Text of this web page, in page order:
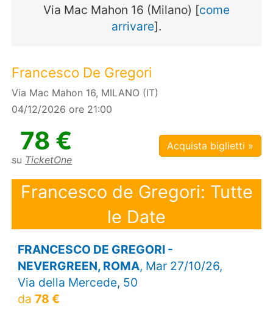
Via Mac Mahon 16 (Milano) [come
arrivare].
Francesco De Gregori
Via Mac Mahon 16, MILANO (IT)
04/12/2026 ore 21:00
78 €
su TicketOne
Acquista biglietti »
Francesco de Gregori: Tutte
le Date
FRANCESCO DE GREGORI -
NEVERGREEN, ROMA, Mar 27/10/26,
Via della Mercede, 50
da 78 €